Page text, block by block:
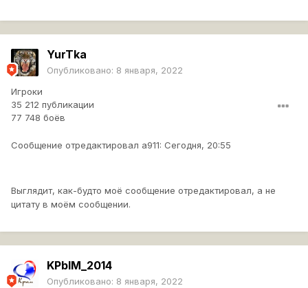
YurTka
Опубликовано: 8 января, 2022
Игроки
35 212 публикации
77 748 боёв
Сообщение отредактировал a911: Сегодня, 20:55
Выглядит, как-будто моё сообщение отредактировал, а не
цитату в моём сообщении.
KPbIM_2014
Опубликовано: 8 января, 2022